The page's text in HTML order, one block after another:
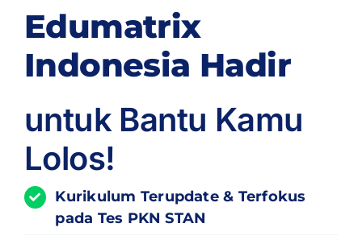
Edumatrix
Indonesia Hadir
untuk Bantu Kamu
Lolos!
Kurikulum Terupdate& Terfokus
pada Tes PKN STAN